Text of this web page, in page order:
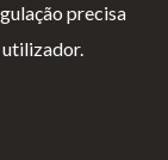
precisa